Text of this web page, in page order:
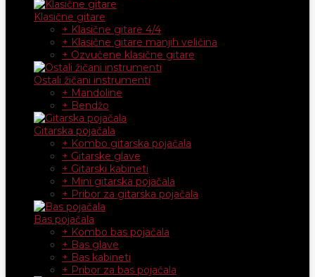
Klasične gitare
+ Klasične gitare 4/4
+ Klasične gitare manjih veličina
+ Ozvučene klasične gitare
Ostali žičani instrumenti
+ Mandoline
+ Bendžo
Gitarska pojačala
+ Kombo gitarska pojačala
+ Gitarske glave
+ Gitarski kabineti
+ Mini gitarska pojačala
+ Pribor za gitarska pojačala
Bas pojačala
+ Kombo bas pojačala
+ Bas glave
+ Bas kabineti
+ Pribor za bas pojačala